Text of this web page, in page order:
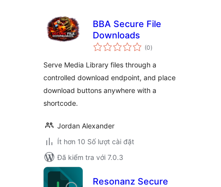
BBA Secure File
Downloads
(0tổng
đánh
)
Serve Media Library files through a
controlled download endpoint, and place
download buttons anywhere with a
shortcode.
Jordan Alexander
Ít hơn 10 Số lượt cài đặt
Đã kiểm tra với 7.0.3
Resonanz Secure